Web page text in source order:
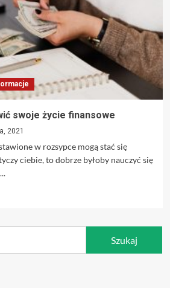
swoje życie finansowe
2021
w rozsypce mogą stać się
ciebie, to dobrze byłoby nauczyć się